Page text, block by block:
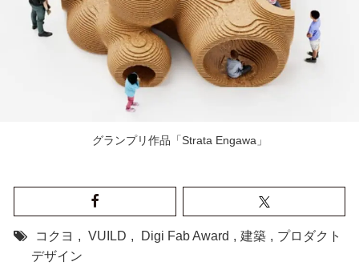
グランプリ作品「Strata Engawa」
コクヨ , VUILD , Digi Fab Award , 建築 , プロダクト
デザイン